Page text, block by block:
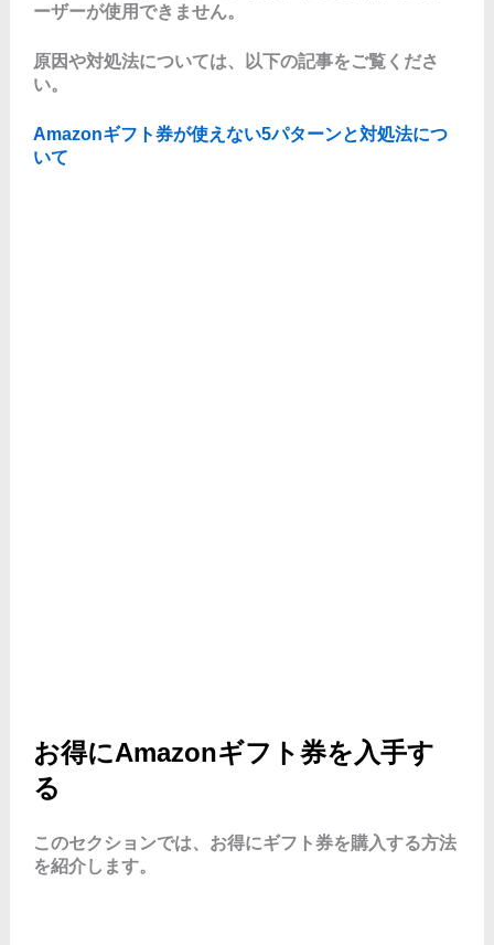
ーザーが使用できません。
原因や対処法については、以下の記事をご覧くださ
い。
Amazonギフト券が使えない5パターンと対処法につ
いて
お得にAmazonギフト券を入手す
る
このセクションでは、お得にギフト券を購入する方法
を紹介します。